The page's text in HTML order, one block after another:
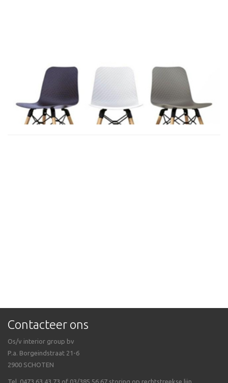
Contacteer ons
Os/v interior group bv
P.a. Borgeindstraat 21-6
2900 SCHOTEN
Tel. 0473.63.43.73 of 03/385.56.67 storing op rechtstreekse lijn